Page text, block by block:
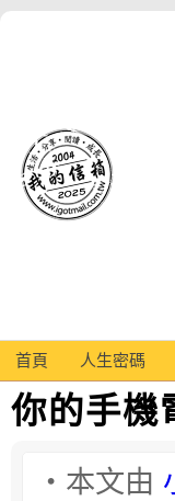
首頁 人生密碼
你的手機
‧本文由